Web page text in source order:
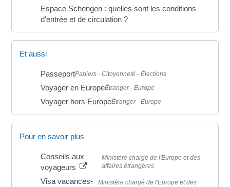
Espace Schengen : quelles sont les conditions
d'entrée et de circulation ?
Et aussi
PasseportPapiers - Citoyenneté - Élections
Voyager en EuropeÉtranger - Europe
Voyager hors EuropeÉtranger - Europe
Pour en savoir plus
Conseils aux
voyageurs
Ministère chargé de l'Europe et des
affaires étrangères
Visa vacances-
Ministère chargé de l'Europe et des